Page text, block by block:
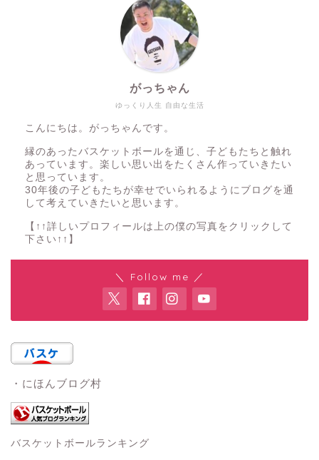
ゆっくり人生 自由な生活
がっちゃん
こんにちは。がっちゃんです。
縁のあったバスケットボールを通じ、子どもたちと触れ
あっています。楽しい思い出をたくさん作っていきたい
と思っています。
30年後の子どもたちが幸せでいられるようにブログを通
して考えていきたいと思います。
【↑↑詳しいプロフィールは上の僕の写真をクリックして
下さい↑↑】
＼ Follow me ／
・にほんブログ村
バスケットボールランキング